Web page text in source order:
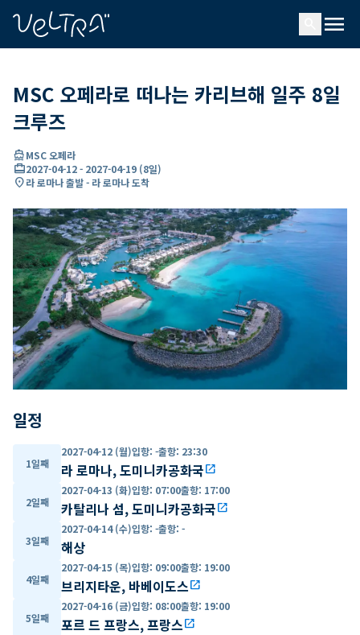
menu
MSC 오페라로 떠나는 카리브해 일주 8일
크루즈
directions_boatMSC 오페라
card_travel2027-04-12- 2027-04-19 (8일)
location_on라 로마나 출발 - 라 로마나 도착
일정
1일째
2027-04-12 (월)입항: -출항: 23:30
라 로마나, 도미니카공화국open_in_new
2일째
2027-04-13 (화)입항: 07:00출항: 17:00
카탈리나 섬, 도미니카공화국open_in_new
3일째
2027-04-14 (수)입항: -출항: -
해상
4일째
2027-04-15 (목)입항: 09:00출항: 19:00
브리지타운, 바베이도스open_in_new
5일째
2027-04-16 (금)입항: 08:00출항: 19:00
포르 드 프랑스, 프랑스open_in_new